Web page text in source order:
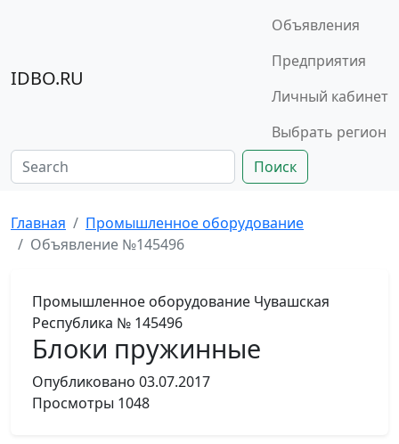
IDBO.RU
Объявления
Предприятия
Личный кабинет
Выбрать регион
Поиск
Главная
Промышленное оборудование
Объявление №145496
Промышленное оборудование Чувашская
Республика № 145496
Блоки пружинные
Опубликовано 03.07.2017
Просмотры 1048